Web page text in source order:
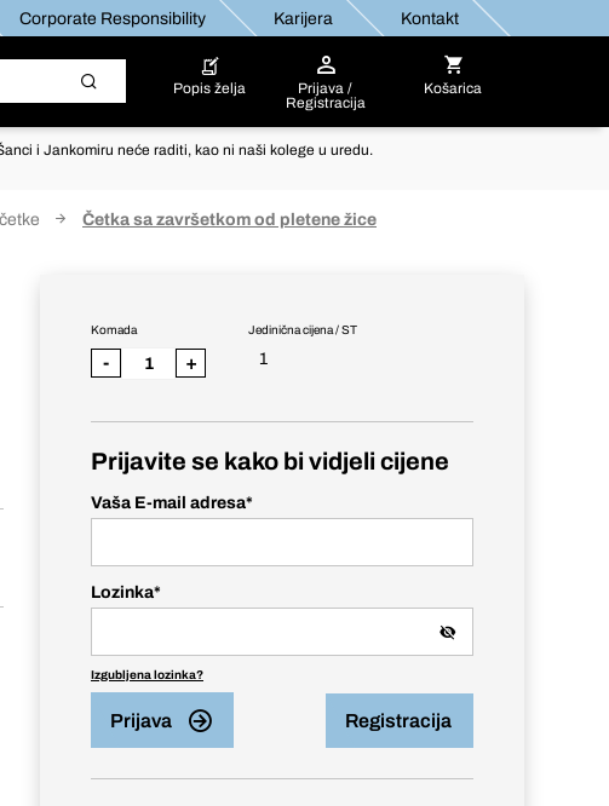
Corporate Responsibility Karijera Kontakt
Popis želja
Prijava /
Registracija
Košarica
i Jankomiru neće raditi, kao ni naši kolege u uredu.
Četka sa završetkom od pletene žice
Jedinična cijena / ST
1
Komada
- +
Prijavite se kako bi vidjeli cijene
Vaša E-mail adresa*
Lozinka*
Izgubljena lozinka?
Prijava Registracija